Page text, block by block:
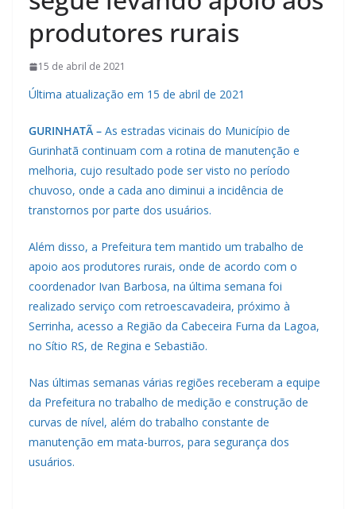
produtores rurais
15 de abril de 2021
Última atualização em 15 de abril de 2021
GURINHATÃ – As estradas vicinais do Município de
Gurinhatã continuam com a rotina de manutenção e
melhoria, cujo resultado pode ser visto no período
chuvoso, onde a cada ano diminui a incidência de
transtornos por parte dos usuários.
Além disso, a Prefeitura tem mantido um trabalho de
apoio aos produtores rurais, onde de acordo com o
coordenador Ivan Barbosa, na última semana foi
realizado serviço com retroescavadeira, próximo à
Serrinha, acesso a Região da Cabeceira Furna da Lagoa,
no Sítio RS, de Regina e Sebastião.
Nas últimas semanas várias regiões receberam a equipe
da Prefeitura no trabalho de medição e construção de
curvas de nível, além do trabalho constante de
manutenção em mata-burros, para segurança dos
usuários.